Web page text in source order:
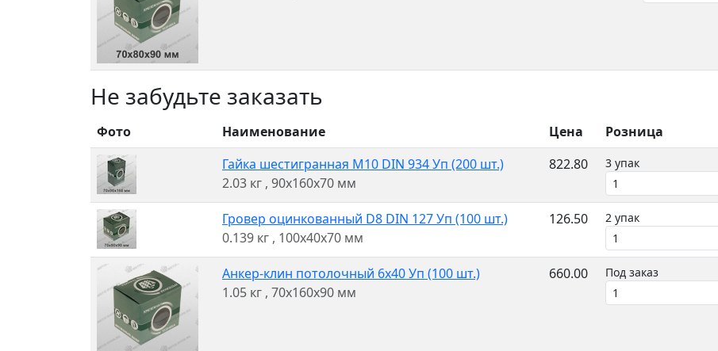
Не забудьте заказать
Фото Наименование Цена Розница
Гайка шестигранная M10 DIN 934 Уп (200 шт.)
2.03 кг , 90x160x70 мм
822.80 3 упак
Гровер оцинкованный D8 DIN 127 Уп (100 шт.)
0.139 кг , 100x40x70 мм
126.50 2 упак
Анкер-клин потолочный 6х40 Уп (100 шт.)
1.05 кг , 70x160x90 мм
660.00 Под заказ